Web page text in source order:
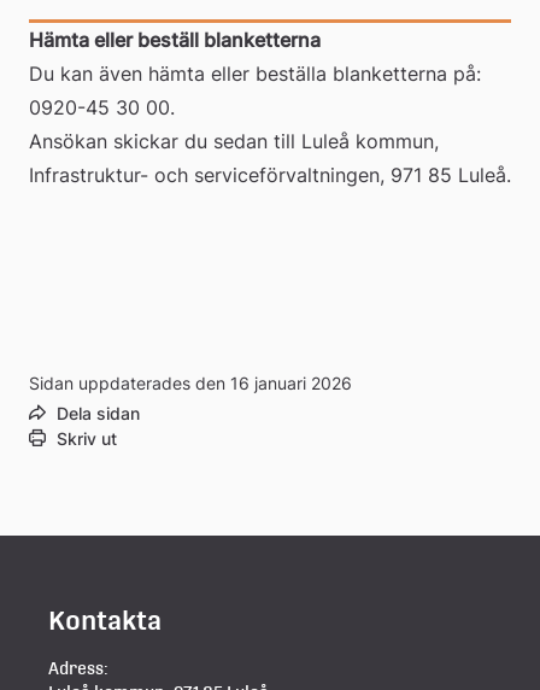
dokument
Hämta eller beställ blanketterna
Du kan även hämta eller beställa blanketterna på:
0920-45 30 00.
Ansökan skickar du sedan till Luleå kommun,
Infrastruktur- och serviceförvaltningen, 971 85 Luleå.
Sidan uppdaterades den 16 januari 2026
Dela sidan
Skriv ut
Kontakta
Adress: